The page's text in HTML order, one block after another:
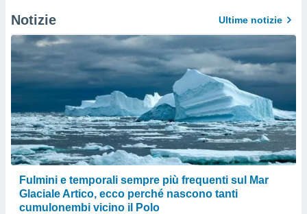
Notizie Ultime notizie
Fulmini e temporali sempre più frequenti sul Mar
Glaciale Artico, ecco perché nascono tanti
cumulonembi vicino il Polo